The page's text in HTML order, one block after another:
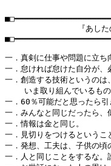
『あした
一．真剣に仕事や問題に立
一．怠ければ怠けた自分が、
一．創造する技術というのは
いま取り組んでいるもの
一．60％可能だと思ったら引
一．みんなと同じだったら、
一．情報は金と同じ。
一．見切りをつけるというこ
一．発想、工夫は、子供の頃
一．人と同じことをするな。